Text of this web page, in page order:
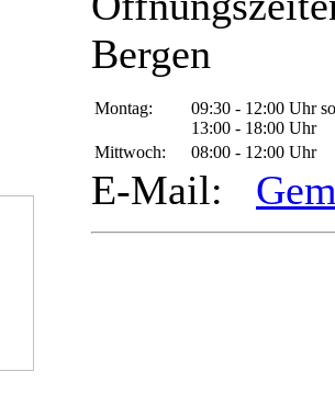
Bergen
Montag:
09:30 - 12:00 Uhr
13:00 - 18:00 Uhr
Mittwoch:
08:00 - 12:00 Uhr
E-Mail: